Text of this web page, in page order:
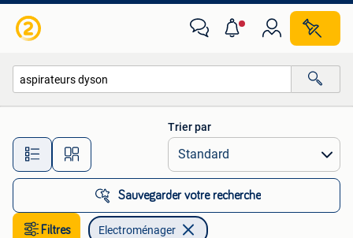
Toutes les distances…
Trier par
Sauvegarder votre recherche
Filtres Electroménager